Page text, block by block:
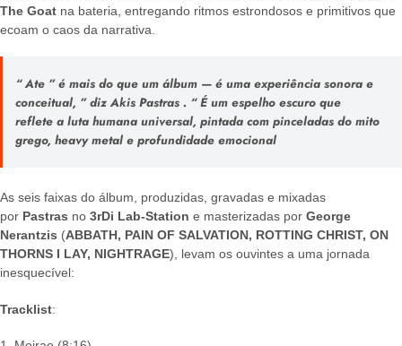
The Goat na bateria, entregando ritmos estrondosos e primitivos que
ecoam o caos da narrativa.
“Ate” é mais do que um álbum — é uma experiência sonora e
conceitual, ” diz Akis Pastras. “É um espelho escuro que
reflete a luta humana universal, pintada com pinceladas do mito
grego, heavy metal e profundidade emocional
As seis faixas do álbum, produzidas, gravadas e mixadas
por Pastras no 3rDi Lab-Station e masterizadas por George
Nerantzis (ABBATH, PAIN OF SALVATION, ROTTING CHRIST, ON
THORNS I LAY, NIGHTRAGE), levam os ouvintes a uma jornada
inesquecível:
Tracklist: